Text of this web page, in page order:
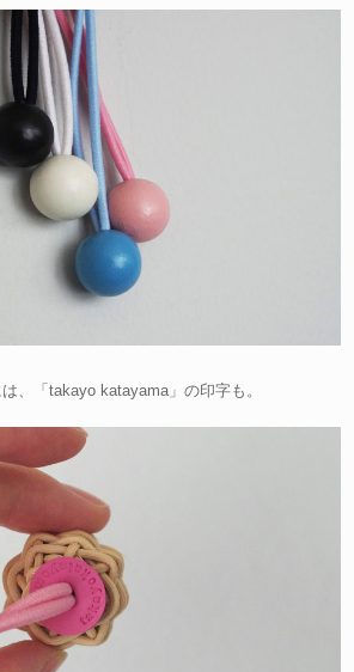
、「takayo katayama」の印字も。